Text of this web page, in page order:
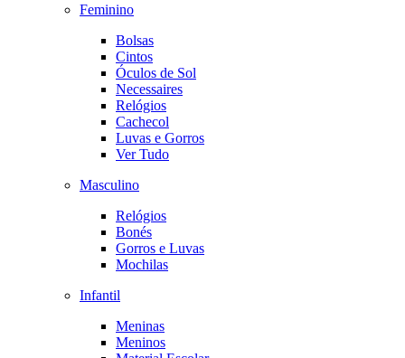
Feminino
Bolsas
Cintos
Óculos de Sol
Necessaires
Relógios
Cachecol
Luvas e Gorros
Ver Tudo
Masculino
Relógios
Bonés
Gorros e Luvas
Mochilas
Infantil
Meninas
Meninos